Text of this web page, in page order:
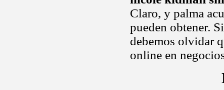
Claro, y palma
pueden obtener.
debemos olvidar
online en